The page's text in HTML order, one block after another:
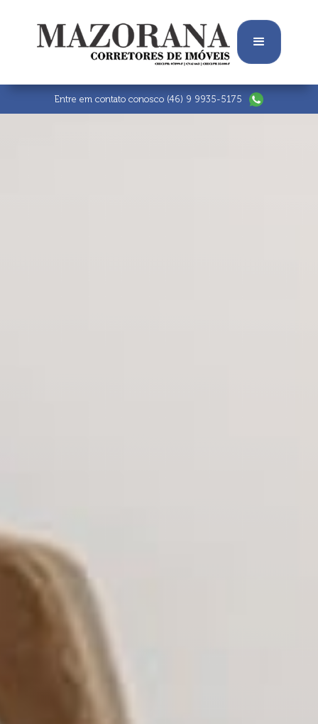
Entre em contato conosco (46) 9 9935-5175